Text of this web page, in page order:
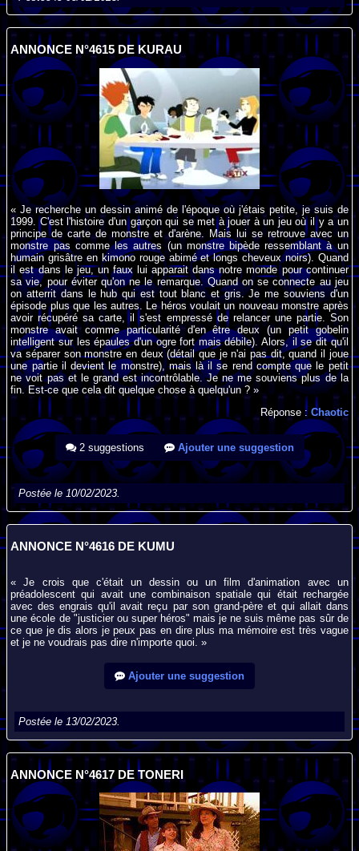
ANNONCE N°4615 DE KURAU
« Je recherche un dessin animé de l'époque où j'étais petite, je suis de
1999. C'est l'histoire d'un garçon qui se met à jouer à un jeu où il y a un
principe de carte de monstre et d'arène. Mais lui se retrouve avec un
monstre pas comme les autres (un monstre bipède ressemblant à un
humain grisâtre en kimono rouge abimé et longs cheveux noirs). Quand
il est dans le jeu, un faux lui apparait dans notre monde pour continuer
sa vie, pour éviter qu'on ne le remarque. Quand on se connecte au jeu
on atterrit dans le hub qui est tout blanc et gris. Je me souviens d'un
épisode plus que les autres. Le héros voulait un nouveau monstre après
avoir récupéré sa carte, il s'est empressé de relancer une partie. Son
monstre avait comme particularité d'en être deux (un petit gobelin
intelligent sur les épaules d'un ogre fort mais débile). Alors, il se dit qu'il
va séparer son monstre en deux (détail que je n'ai pas dit, quand il joue
une partie il devient le monstre), mais là il se rend compte que le petit
ne voit pas et le grand est incontrôlable. Je ne me souviens plus de la
fin. Est-ce que cela dit quelque chose à quelqu'un ? »
Réponse : Chaotic
2 suggestions Ajouter une suggestion
Postée le 10/02/2023.
ANNONCE N°4616 DE KUMU
« Je crois que c'était un dessin ou un film d'animation avec un
préadolescent qui avait une combinaison spatiale qui était rechargée
avec des engrais qu'il avait reçu par son grand-père et qui allait dans
une école de "justicier ou super héros" mais je ne suis même pas sûr de
ce que je dis alors je peux pas en dire plus ma mémoire est très vague
et je ne voudrais pas dire n'importe quoi. »
Ajouter une suggestion
Postée le 13/02/2023.
ANNONCE N°4617 DE TONERI